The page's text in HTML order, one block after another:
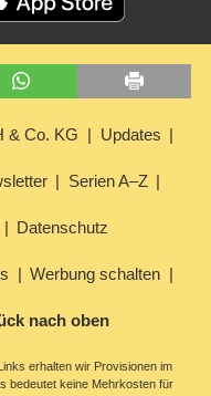
& Co. KG Updates
Serien A–Z
Datenschutz
Werbung schalten
nach oben
erhalten wir Provisionen im
bedeutet keine Mehrkosten für